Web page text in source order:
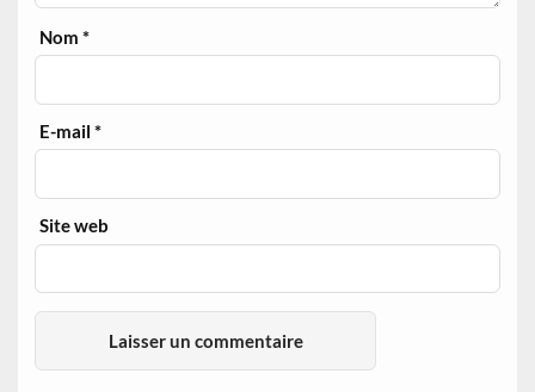
Nom*
E-mail*
Site web